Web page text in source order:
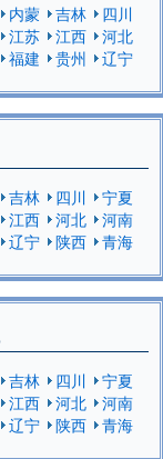
内蒙 吉林
四川
江苏 江西
河北
福建 贵州
辽宁
吉林 四川
宁夏
江西 河北
河南
辽宁 陕西
青海
吉林 四川
宁夏
江西 河北
河南
辽宁 陕西
青海